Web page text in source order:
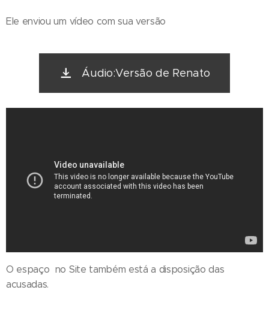
Ele enviou um vídeo com sua versão
Áudio:Versão de Renato
O espaço no Site também está a disposição das
acusadas.